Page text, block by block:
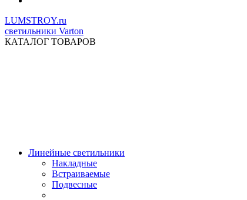
LUMSTROY.ru
светильники Varton
КАТАЛОГ ТОВАРОВ
Линейные светильники
Накладные
Встраиваемые
Подвесные